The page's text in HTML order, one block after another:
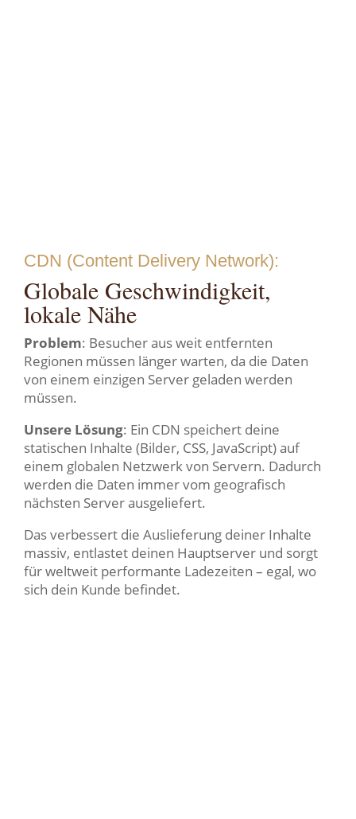
CDN (Content Delivery Network):
Globale Geschwindigkeit,
lokale Nähe
Problem: Besucher aus weit entfernten
Regionen müssen länger warten, da die Daten
von einem einzigen Server geladen werden
müssen.
Unsere Lösung: Ein CDN speichert deine
statischen Inhalte (Bilder, CSS, JavaScript) auf
einem globalen Netzwerk von Servern. Dadurch
werden die Daten immer vom geografisch
nächsten Server ausgeliefert.
Das verbessert die Auslieferung deiner Inhalte
massiv, entlastet deinen Hauptserver und sorgt
für weltweit performante Ladezeiten – egal, wo
sich dein Kunde befindet.